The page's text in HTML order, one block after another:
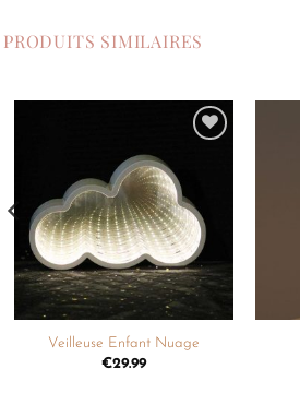
PRODUITS SIMILAIRES
liste de
souhaits
Veilleuse Enfant Nuage
€29.99